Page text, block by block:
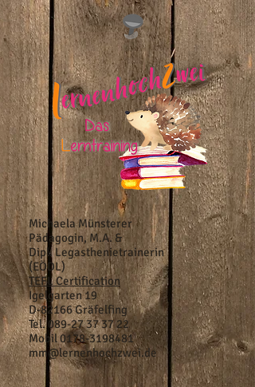
Michaela Münsterer
Pädagogin, M.A. &
Dipl. Legasthenietrainerin
(EÖDL)
TEFL Certification
Igelgarten 19
D-82166 Gräfelfing
Tel.089-27 37 37 22
Mobil0178-3198481
mm@lernenhochzwei.de